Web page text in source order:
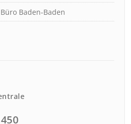
Baden-Baden